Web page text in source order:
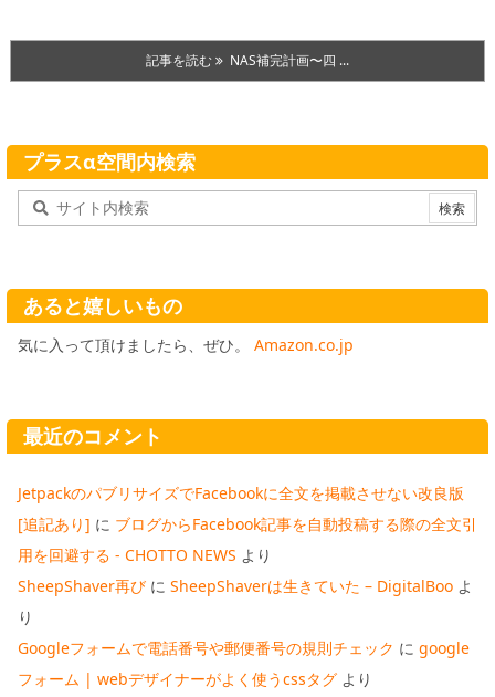
記事を読む NAS補完計画〜四 ...
プラスα空間内検索
あると嬉しいもの
気に入って頂けましたら、ぜひ。 Amazon.co.jp
最近のコメント
JetpackのパブリサイズでFacebookに全文を掲載させない改良版
[追記あり] に ブログからFacebook記事を自動投稿する際の全文引
用を回避する - CHOTTO NEWS より
SheepShaver再び に SheepShaverは生きていた – DigitalBoo よ
り
Googleフォームで電話番号や郵便番号の規則チェック に google
フォーム | webデザイナーがよく使うcssタグ より